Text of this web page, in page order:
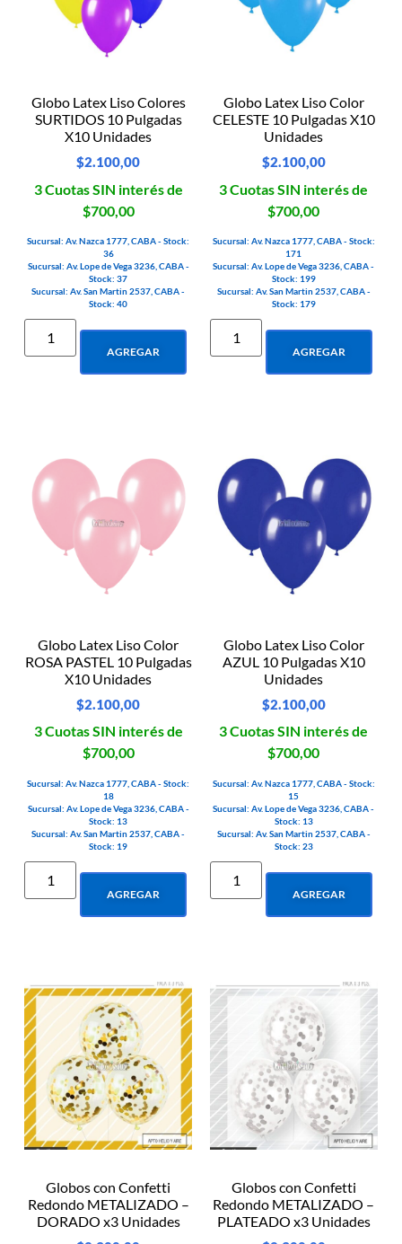
Globo Latex Liso Colores
SURTIDOS 10 Pulgadas
X10 Unidades
$2.100,00
3 Cuotas SIN interés de
$700,00
Sucursal: Av. Nazca 1777, CABA - Stock:
36
Sucursal: Av. Lope de Vega 3236, CABA -
Stock: 37
Sucursal: Av. San Martin 2537, CABA -
Stock: 40
AGREGAR
Globo Latex Liso Color
CELESTE 10 Pulgadas X10
Unidades
$2.100,00
3 Cuotas SIN interés de
$700,00
Sucursal: Av. Nazca 1777, CABA - Stock:
171
Sucursal: Av. Lope de Vega 3236, CABA -
Stock: 199
Sucursal: Av. San Martin 2537, CABA -
Stock: 179
AGREGAR
Globo Latex Liso Color
ROSA PASTEL 10 Pulgadas
X10 Unidades
$2.100,00
3 Cuotas SIN interés de
$700,00
Sucursal: Av. Nazca 1777, CABA - Stock:
18
Sucursal: Av. Lope de Vega 3236, CABA -
Stock: 13
Sucursal: Av. San Martin 2537, CABA -
Stock: 19
AGREGAR
Globo Latex Liso Color
AZUL 10 Pulgadas X10
Unidades
$2.100,00
3 Cuotas SIN interés de
$700,00
Sucursal: Av. Nazca 1777, CABA - Stock:
15
Sucursal: Av. Lope de Vega 3236, CABA -
Stock: 13
Sucursal: Av. San Martin 2537, CABA -
Stock: 23
AGREGAR
Globos con Confetti
Redondo METALIZADO –
DORADO x3 Unidades
Globos con Confetti
Redondo METALIZADO –
PLATEADO x3 Unidades